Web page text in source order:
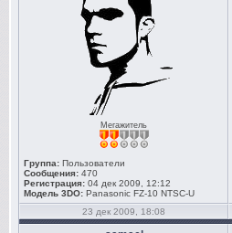
Мегажитель
Группа: Пользователи
Сообщения: 470
Регистрация: 04 дек 2009, 12:12
Модель 3DO: Panasonic FZ-10 NTSC-U
23 дек 2009, 18:08